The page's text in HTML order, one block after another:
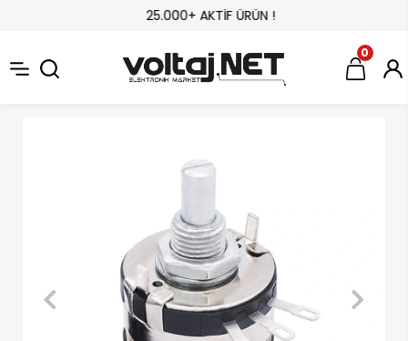
25.000+ AKTİF ÜRÜN !
0